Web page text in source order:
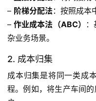
– 阶梯分配法 ：按照成本
– 作业成本法（ABC）
杂业务场景。
2. 成本归集
成本归集是将同一类成
程。例如，将生产车间